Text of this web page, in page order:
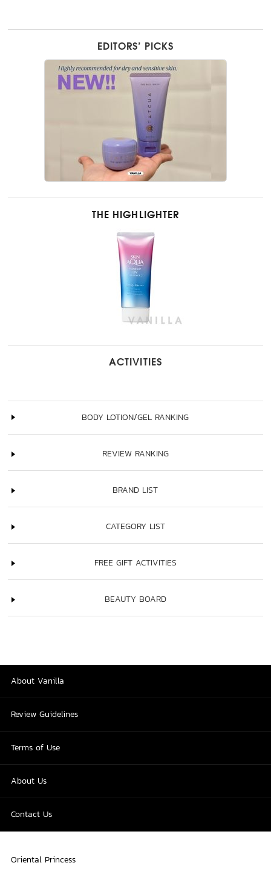
EDITORS’ PICKS
THE HIGHLIGHTER
ACTIVITIES
BODY LOTION/GEL RANKING
REVIEW RANKING
BRAND LIST
CATEGORY LIST
FREE GIFT ACTIVITIES
BEAUTY BOARD
About Vanilla
Review Guidelines
Terms of Use
About Us
Contact Us
Oriental Princess